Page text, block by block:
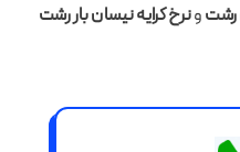
رشتونرخ کرایه نیسان بار رشت